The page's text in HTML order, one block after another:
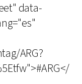
data-
ARG?